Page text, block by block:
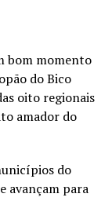
bom momento
do Bico
oito regionais
amador do
do
avançam para